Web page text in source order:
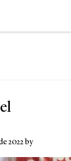
2022 by